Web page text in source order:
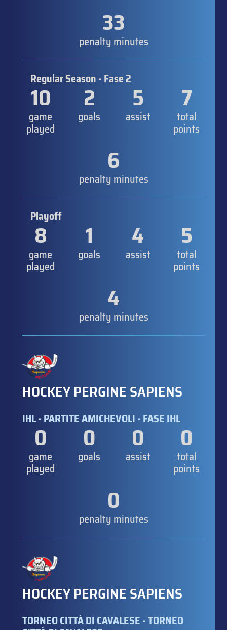
33
penalty minutes
Regular Season - Fase 2
10
game
played
2
goals
5
assist
7
total
points
6
penalty minutes
Playoff
8
game
played
1
goals
4
assist
5
total
points
4
penalty minutes
HOCKEY PERGINE SAPIENS
IHL - PARTITE AMICHEVOLI - FASE IHL
0
game
played
0
goals
0
assist
0
total
points
0
penalty minutes
HOCKEY PERGINE SAPIENS
TORNEO CITTÀ DI CAVALESE - TORNEO